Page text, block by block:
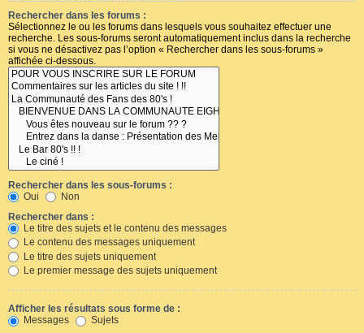
Rechercher dans les forums :
Sélectionnez le ou les forums dans lesquels vous souhaitez effectuer une
recherche. Les sous-forums seront automatiquement inclus dans la recherche
si vous ne désactivez pas l’option « Rechercher dans les sous-forums »
affichée ci-dessous.
Rechercher dans les sous-forums :
Oui
Non
Rechercher dans :
Le titre des sujets et le contenu des messages
Le contenu des messages uniquement
Le titre des sujets uniquement
Le premier message des sujets uniquement
Afficher les résultats sous forme de :
Messages
Sujets